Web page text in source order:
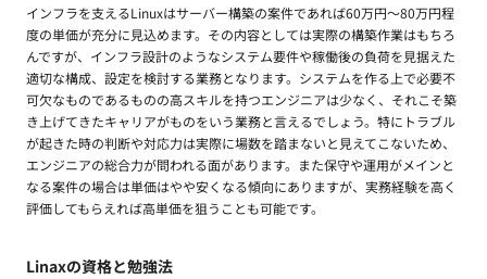
インフラを支えるLinuxはサーバー構築の案件であれば60万円〜80万円程
度の単価が充分に見込めます。その内容としては実際の構築作業はもちろ
んですが、インフラ設計のようなシステム要件や稼働後の負荷を見据えた
適切な構成、設定を検討する業務となります。システムを作る上で必要不
可欠なものであるものの高スキルを持つエンジニアは少なく、それこそ築
き上げてきたキャリアがものをいう業務と言えるでしょう。特にトラブル
が起きた時の判断や対応力は実際に場数を踏まないと見えてこないため、
エンジニアの総合力が問われる面があります。また保守や運用がメインと
なる案件の場合は単価はやや安くなる傾向にありますが、実務経験を高く
評価してもらえれば高単価を狙うことも可能です。
Linaxの資格と勉強法